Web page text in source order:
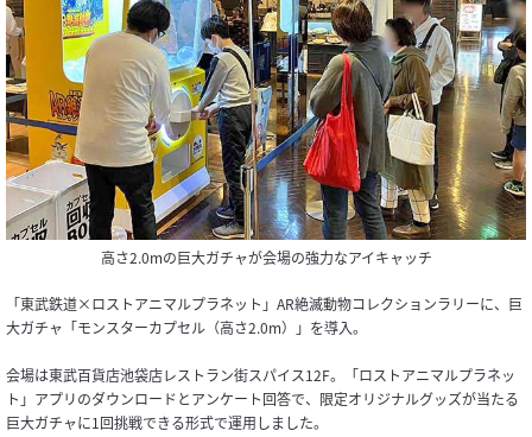
高さ2.0mの巨大ガチャが会場の強力なアイキャッチ
「東武鉄道×ロストアニマルプラネット」AR絶滅動物コレクションラリーに、巨
大ガチャ「モンスターカプセル（高さ2.0m）」を導入。
会場は東武百貨店池袋店レストラン街スパイス12F。「ロストアニマルプラネッ
ト」アプリのダウンロードとアンケート回答で、限定オリジナルグッズが当たる
巨大ガチャに1回挑戦できる形式で運用しました。